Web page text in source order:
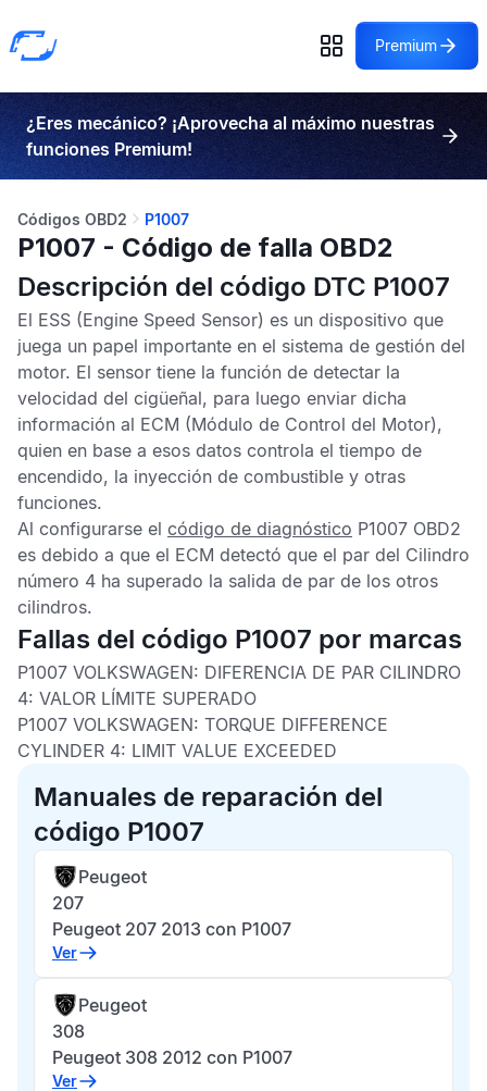
Premium
¿Eres mecánico? ¡Aprovecha al máximo nuestras
funciones Premium!
Códigos OBD2 P1007
P1007 - Código de falla OBD2
Descripción del código DTC P1007
El ESS (Engine Speed Sensor) es un dispositivo que
juega un papel importante en el sistema de gestión del
motor. El sensor tiene la función de detectar la
velocidad del cigüeñal, para luego enviar dicha
información al ECM (Módulo de Control del Motor),
quien en base a esos datos controla el tiempo de
encendido, la inyección de combustible y otras
funciones.
Al configurarse el código de diagnóstico P1007 OBD2
es debido a que el ECM detectó que el par del Cilindro
número 4 ha superado la salida de par de los otros
cilindros.
Fallas del código P1007 por marcas
P1007 VOLKSWAGEN: DIFERENCIA DE PAR CILINDRO
4: VALOR LÍMITE SUPERADO
P1007 VOLKSWAGEN: TORQUE DIFFERENCE
CYLINDER 4: LIMIT VALUE EXCEEDED
Manuales de reparación del
código P1007
Peugeot
207
Peugeot 207 2013 con P1007
Ver
Peugeot
308
Peugeot 308 2012 con P1007
Ver